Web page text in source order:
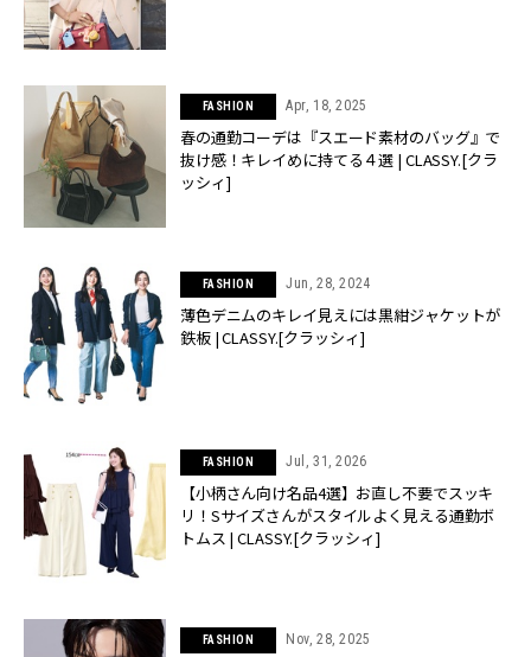
FASHION Apr, 18, 2025
春の通勤コーデは『スエード素材のバッグ』で
抜け感！キレイめに持てる４選 | CLASSY.[クラ
ッシィ]
FASHION Jun, 28, 2024
薄色デニムのキレイ見えには黒紺ジャケットが
鉄板 | CLASSY.[クラッシィ]
FASHION Jul, 31, 2026
【小柄さん向け名品4選】お直し不要でスッキ
リ！Sサイズさんがスタイルよく見える通勤ボ
トムス | CLASSY.[クラッシィ]
FASHION Nov, 28, 2025